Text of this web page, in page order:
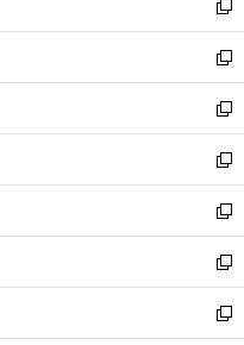
く
ド
ウ
で
開
く
ィ
ン
ド
ウ
で
開
く
い
ウ
ィ
ン
ド
ウ
で
開
く
新
し
い
ウ
ィ
ン
ド
ウ
で
開
く
新
し
い
ウ
ィ
ン
ド
ウ
で
開
く
新
し
い
ウ
ィ
ン
ド
ウ
で
開
新
し
い
ウ
ィ
ン
ド
ウ
新
し
い
ウ
ィ
ン
新
し
い
新